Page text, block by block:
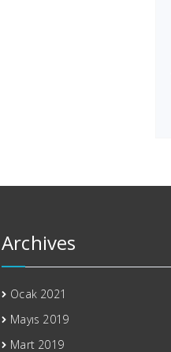
Archives
Ocak 2021
Mayıs 2019
Mart 2019